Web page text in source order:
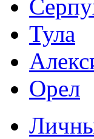
Тула
Орел